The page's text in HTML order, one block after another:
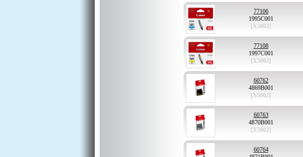
77106
1995C001
[X5002]
77108
1997C001
[X5002]
60762
4869B001
[X5002]
60763
4870B001
[X5002]
60764